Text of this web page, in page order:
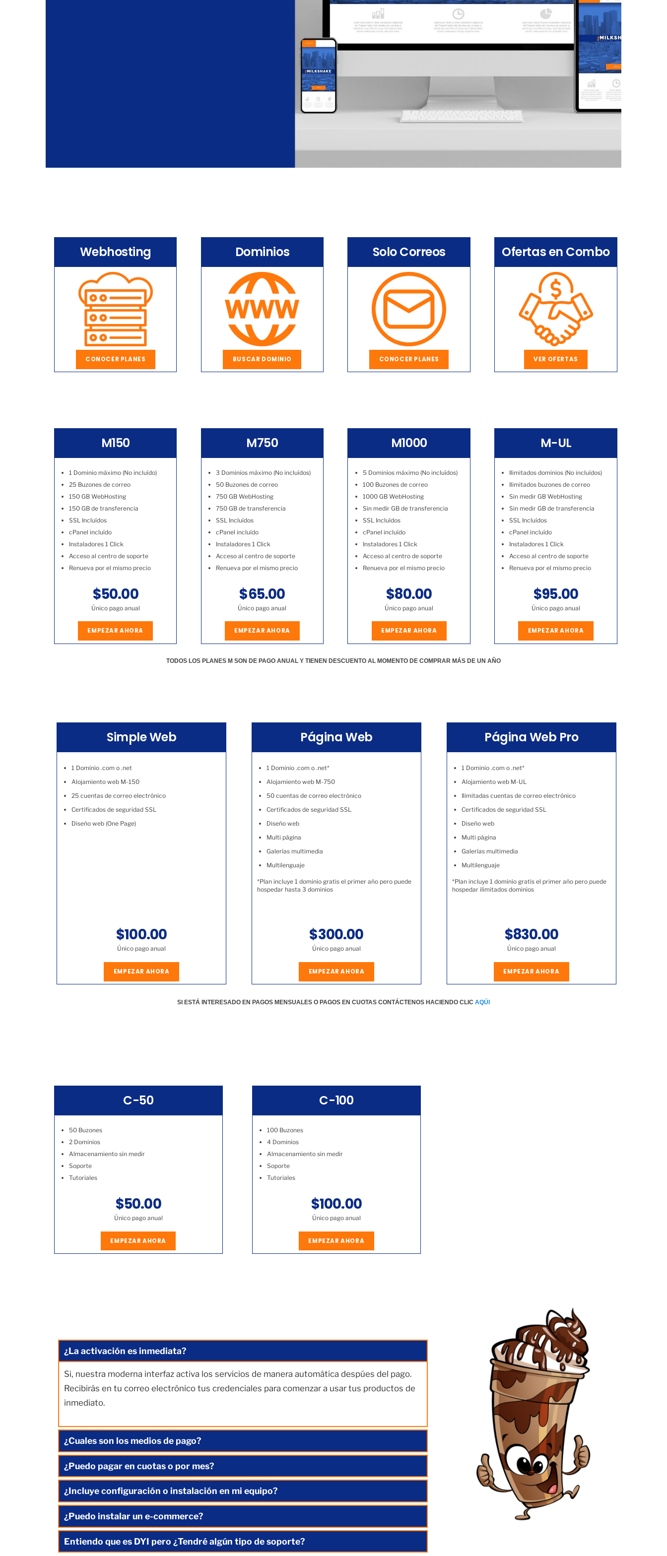
Webhosting
CONOCER PLANES
Dominios
BUSCAR DOMINIO
Solo Correos
CONOCER PLANES
Ofertas en Combo
VER OFERTAS
M150
1 Dominio máximo (No incluído)
25 Buzones de correo
150 GB WebHosting
150 GB de transferencia
SSL Incluídos
cPanel incluído
Instaladores 1 Click
Acceso al centro de soporte
Renueva por el mismo precio
$50.00
Único pago anual
EMPEZAR AHORA
M750
3 Dominios máximo (No incluídos)
50 Buzones de correo
750 GB WebHosting
750 GB de transferencia
SSL Incluídos
cPanel incluído
Instaladores 1 Click
Acceso al centro de soporte
Renueva por el mismo precio
$65.00
Único pago anual
EMPEZAR AHORA
M1000
5 Dominios máximo (No incluídos)
100 Buzones de correo
1000 GB WebHosting
Sin medir GB de transferencia
SSL Incluídos
cPanel incluído
Instaladores 1 Click
Acceso al centro de soporte
Renueva por el mismo precio
$80.00
Único pago anual
EMPEZAR AHORA
M-UL
Ilimitados dominios (No incluídos)
Ilimitados buzones de correo
Sin medir GB WebHosting
Sin medir GB de transferencia
SSL Incluídos
cPanel incluído
Instaladores 1 Click
Acceso al centro de soporte
Renueva por el mismo precio
$95.00
Único pago anual
EMPEZAR AHORA
TODOS LOS PLANES M SON DE PAGO ANUAL Y TIENEN DESCUENTO AL MOMENTO DE COMPRAR MÁS DE UN AÑO
Simple Web
1 Dominio .com o .net
Alojamiento web M-150
25 cuentas de correo electrónico
Certificados de seguridad SSL
Diseño web (One Page)
$100.00
Único pago anual
EMPEZAR AHORA
Página Web
1 Dominio .com o .net*
Alojamiento web M-750
50 cuentas de correo electrónico
Certificados de seguridad SSL
Diseño web
Multi página
Galerías multimedia
Multilenguaje
*Plan incluye 1 dominio gratis el primer año pero puede
hospedar hasta 3 dominios
$300.00
Único pago anual
EMPEZAR AHORA
Página Web Pro
1 Dominio .com o .net*
Alojamiento web M-UL
Ilimitadas cuentas de correo electrónico
Certificados de seguridad SSL
Diseño web
Multi página
Galerías multimedia
Multilenguaje
*Plan incluye 1 dominio gratis el primer año pero puede
hospedar ilimitados dominios
$830.00
Único pago anual
EMPEZAR AHORA
SI ESTÁ INTERESADO EN PAGOS MENSUALES O PAGOS EN CUOTAS CONTÁCTENOS HACIENDO CLIC AQÚI
C-50
50 Buzones
2 Dominios
Almacenamiento sin medir
Soporte
Tutoriales
$50.00
Único pago anual
EMPEZAR AHORA
C-100
100 Buzones
4 Dominios
Almacenamiento sin medir
Soporte
Tutoriales
$100.00
Único pago anual
EMPEZAR AHORA
¿La activación es inmediata?
Si, nuestra moderna interfaz activa los servicios de manera automática despúes del pago.
Recibirás en tu correo electrónico tus credenciales para comenzar a usar tus productos de
inmediato.
¿Cuales son los medios de pago?
¿Puedo pagar en cuotas o por mes?
¿Incluye configuración o instalación en mi equipo?
¿Puedo instalar un e-commerce?
Entiendo que es DYI pero ¿Tendré algún tipo de soporte?